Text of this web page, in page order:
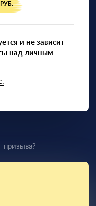
РУБ.
и не зависит
над личным